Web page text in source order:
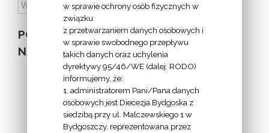
POZOSTAŁE
NA STRONIE
INFORMACJE
w sprawie ochrony osób fizycznych w
związku
z przetwarzaniem danych osobowych i
w sprawie swobodnego przepływu
takich danych oraz uchylenia
dyrektywy 95/46/WE (dalej: RODO)
informujemy, że:
1. administratorem Pani/Pana danych
osobowych jest Diecezja Bydgoska z
siedzibą przy ul. Malczewskiego 1 w
Bydgoszczy, reprezentowana przez